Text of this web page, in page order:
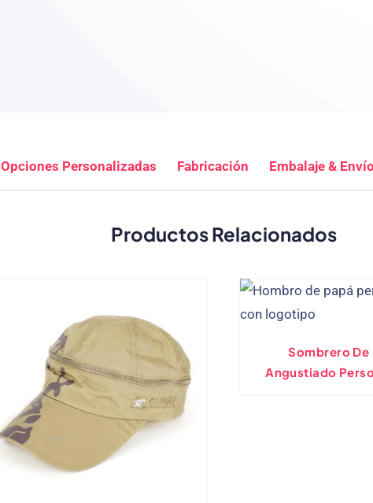
Opciones Personalizadas Fabricación Embalaje & Envío
Productos Relacionados
Sombrero De
Angustiado